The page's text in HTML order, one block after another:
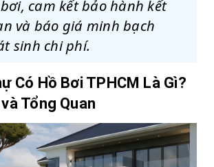
cam kết bảo hành kết
và báo giá minh bạch
sinh chi phí.
Có Hồ Bơi TPHCM Là Gì?
Tổng Quan